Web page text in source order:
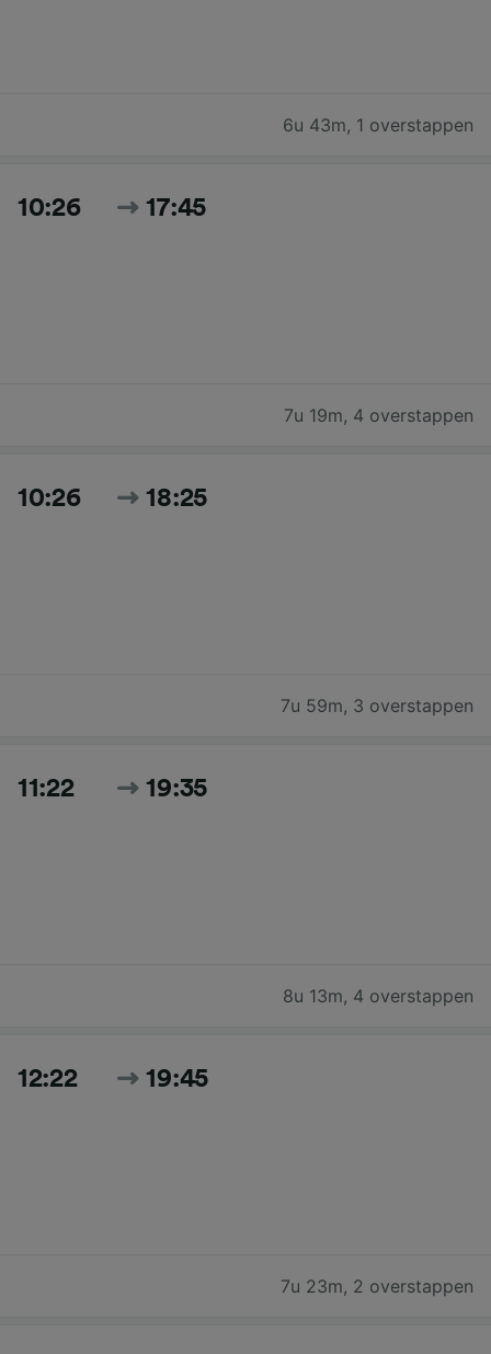
6u 43m, 1 overstappen
10:26 17:45
7u 19m, 4 overstappen
10:26 18:25
7u 59m, 3 overstappen
11:22 19:35
8u 13m, 4 overstappen
12:22 19:45
7u 23m, 2 overstappen